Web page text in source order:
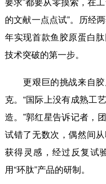
要求”都要从零摸索，在
的文献一点点试”。历经
年实现首款鱼胶原蛋白
技术突破的第一步。
更艰巨的挑战来自胶
克。“国际上没有成熟工
造。”郭红星告诉记者，
试错了无数次，偶然间
获得灵感，经过反复试
用“环肽”产品的研制。